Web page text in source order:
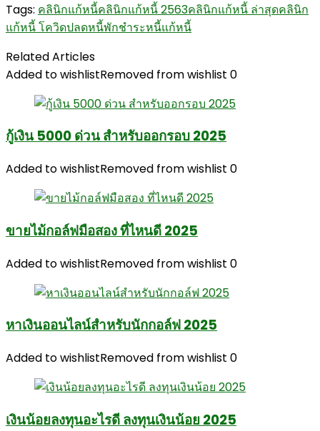
Tags: คลินิกแก้หนี้คลินิกแก้หนี้ 2563คลินิกแก้หนี้ ล่าสุดคลินิก
แก้หนี้ โควิดปลดหนี้พักชำระหนี้แก้หนี้
Related Articles
Added to wishlistRemoved from wishlist 0
กู้เงิน 5000 ด่วน สำหรับออกรอบ 2025
Added to wishlistRemoved from wishlist 0
ขายไม้กอล์ฟมือสอง ที่ไหนดี 2025
Added to wishlistRemoved from wishlist 0
หาเงินออนไลน์สำหรับนักกอล์ฟ 2025
Added to wishlistRemoved from wishlist 0
เงินน้อยลงทุนอะไรดี ลงทุนเงินน้อย 2025